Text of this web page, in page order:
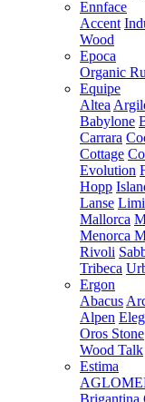
Ennface
Accent
Wood
Epoca
Organic
Equipe
Altea
Babylone
Carrara
Cottage
Evolution
Hopp
Lanse
Mallorca
Menorca
Rivoli
Tribeca
Ergon
Abacus
Alpen
Oros Stone
Wood Talk
Estima